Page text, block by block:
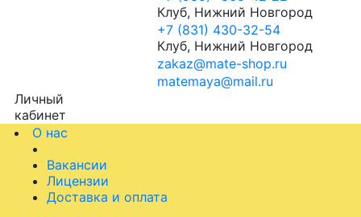
Клуб, Нижний Новгород
+7 (831) 430-32-54
Клуб, Нижний Новгород
zakaz@mate-shop.ru
matemaya@mail.ru
Личный
кабинет
О нас
Вакансии
Лицензии
Доставка и оплата